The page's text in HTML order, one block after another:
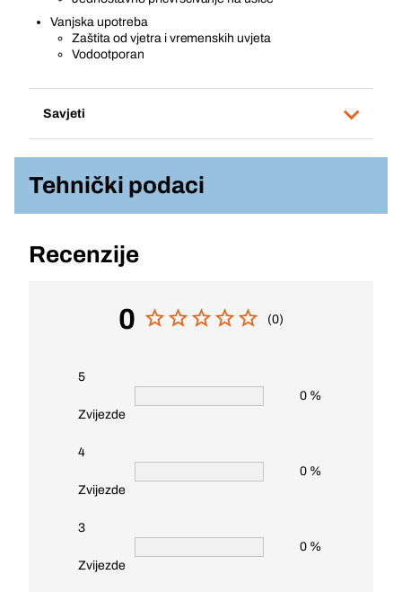
Vanjska upotreba
Zaštita od vjetra i vremenskih uvjeta
Vodootporan
Savjeti
Tehnički podaci
Recenzije
0 (0)
5
Zvijezde
0 %
4
Zvijezde
0 %
3
Zvijezde
0 %